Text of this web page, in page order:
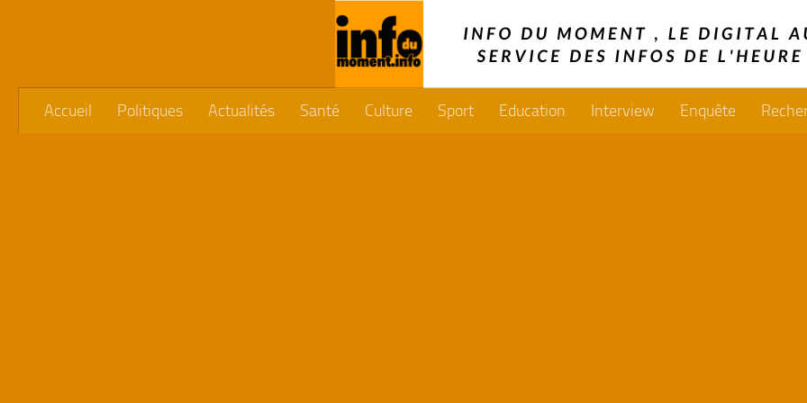
Accueil Politiques Actualités Santé Culture Sport Education Interview Enquête